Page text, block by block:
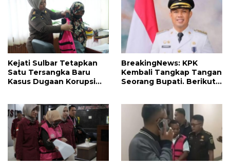
Kejati Sulbar Tetapkan
Satu Tersangka Baru
Kasus Dugaan Korupsi
BreakingNews: KPK
Kembali Tangkap Tangan
Seorang Bupati. Berikut